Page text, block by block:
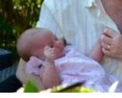
KÖZEL
ÉVES
FESZÜLETET